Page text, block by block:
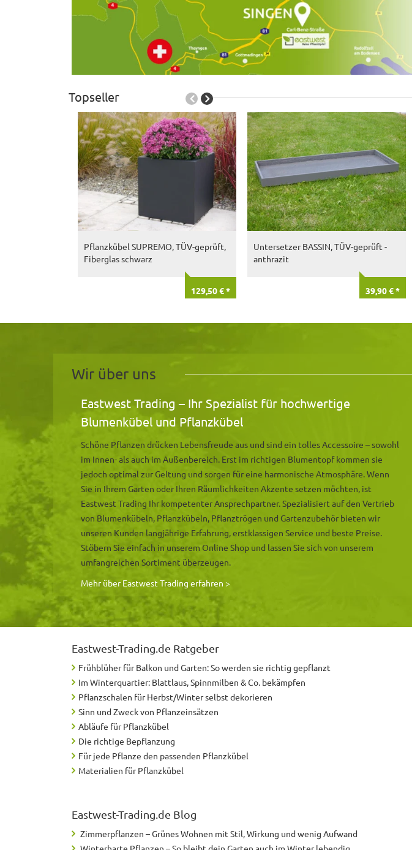
Topseller
Pflanzkübel SUPREMO, TÜV-geprüft,
Fiberglas schwarz
129,50 € *
Untersetzer BASSIN, TÜV-geprüft -
anthrazit
39,90 € *
Wir über uns
Eastwest Trading – Ihr Spezialist für hochwertige
Blumenkübel und Pflanzkübel
Schöne Pflanzen drücken Lebensfreude aus und sind ein tolles Accessoire – sowohl
im Innen- als auch im Außenbereich. Erst im richtigen Blumentopf kommen sie
jedoch optimal zur Geltung und sorgen für eine harmonische Atmosphäre. Wenn
Sie in Ihrem Garten oder Ihren Räumlichkeiten Akzente setzen möchten, ist
Eastwest Trading Ihr kompetenter Ansprechpartner. Spezialisiert auf den Vertrieb
von Blumenkübeln, Pflanzkübeln, Pflanztrögen und Gartenzubehör bieten wir
unseren Kunden langjährige Erfahrung, erstklassigen Service und beste Preise.
Stöbern Sie einfach in unserem Online Shop und lassen Sie sich von unserem
umfangreichen Sortiment überzeugen.
Mehr über Eastwest Trading erfahren >
Eastwest-Trading.de Ratgeber
Frühblüher für Balkon und Garten: So werden sie richtig gepflanzt
Im Winterquartier: Blattlaus, Spinnmilben & Co. bekämpfen
Pflanzschalen für Herbst/Winter selbst dekorieren
Sinn und Zweck von Pflanzeinsätzen
Abläufe für Pflanzkübel
Die richtige Bepflanzung
Für jede Pflanze den passenden Pflanzkübel
Materialien für Pflanzkübel
Eastwest-Trading.de Blog
Zimmerpflanzen – Grünes Wohnen mit Stil, Wirkung und wenig Aufwand